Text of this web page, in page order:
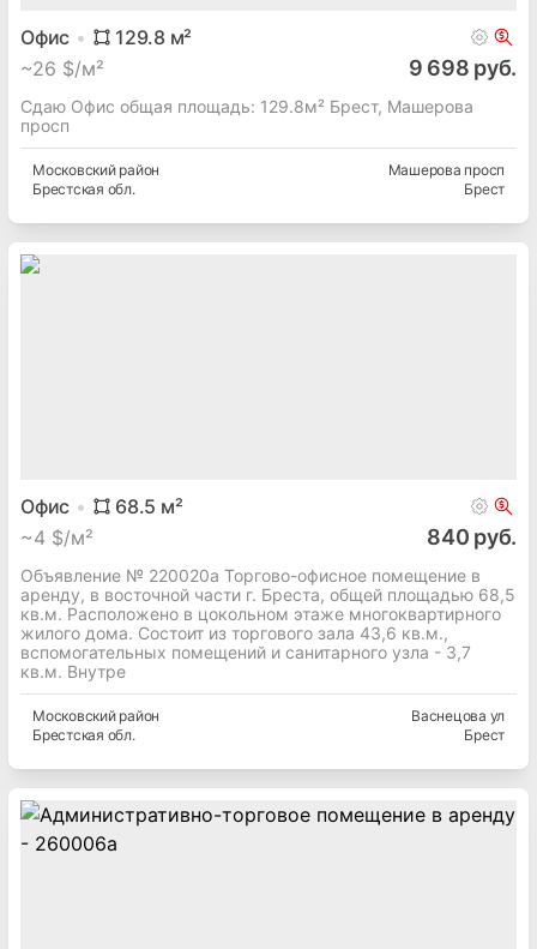
Офис 129.8 м²
~26 $/м² 9 698 руб.
Сдаю Офис общая площадь: 129.8м² Брест, Машерова
просп
Московскийрайон
Брестская обл.
Машерова просп
Брест
Офис 68.5 м²
~4 $/м² 840 руб.
Объявление № 220020а Торгово-офисное помещение в
аренду, в восточной части г. Бреста, общей площадью 68,5
кв.м. Расположено в цокольном этаже многоквартирного
жилого дома. Состоит из торгового зала 43,6 кв.м.,
вспомогательных помещений и санитарного узла - 3,7
кв.м. Внутре
Московскийрайон
Брестская обл.
Васнецова ул
Брест